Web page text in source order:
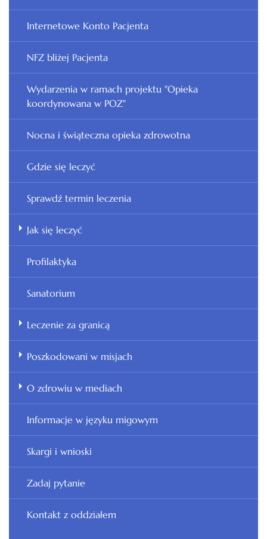
Internetowe Konto Pacjenta
NFZ bliżej Pacjenta
Wydarzenia w ramach projektu "Opieka
koordynowana w POZ"
Nocna i świąteczna opieka zdrowotna
Gdzie się leczyć
Sprawdź termin leczenia
Jak się leczyć
Profilaktyka
Sanatorium
Leczenie za granicą
Poszkodowani w misjach
O zdrowiu w mediach
Informacje w języku migowym
Skargi i wnioski
Zadaj pytanie
Kontakt z oddziałem